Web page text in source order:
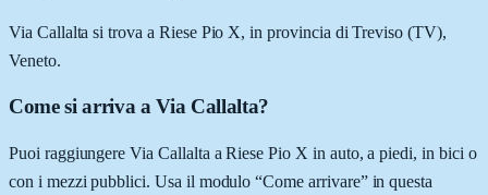
Via Callalta si trova a Riese Pio X, in provincia di Treviso (TV),
Veneto.
Come si arriva a Via Callalta?
Puoi raggiungere Via Callalta a Riese Pio X in auto, a piedi, in bici o
con i mezzi pubblici. Usa il modulo “Come arrivare” in questa